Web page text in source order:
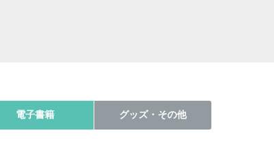
電子書籍 グッズ・その他